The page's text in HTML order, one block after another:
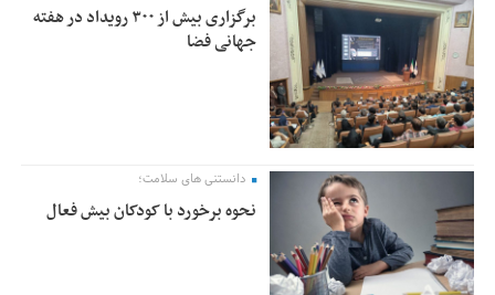
برگزاری بیش از ۳۰۰ رویداد در هفته
جهانی فضا
دانستنی های سلامت؛
نحوه برخورد با کودکان بیش فعال